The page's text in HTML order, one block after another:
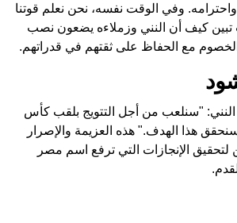
وفي الوقت نفسه، نحن نعلم قوتنا
تبين كيف أن النني وزملاءه يضعون نصب
الخصوم مع الحفاظ على ثقتهم في قدراتهم.
النني: "سنلعب من أجل التتويج بلقب كأس
هذا الهدف." هذه العزيمة والإصرار
الإنجازات التي ترفع اسم مصر